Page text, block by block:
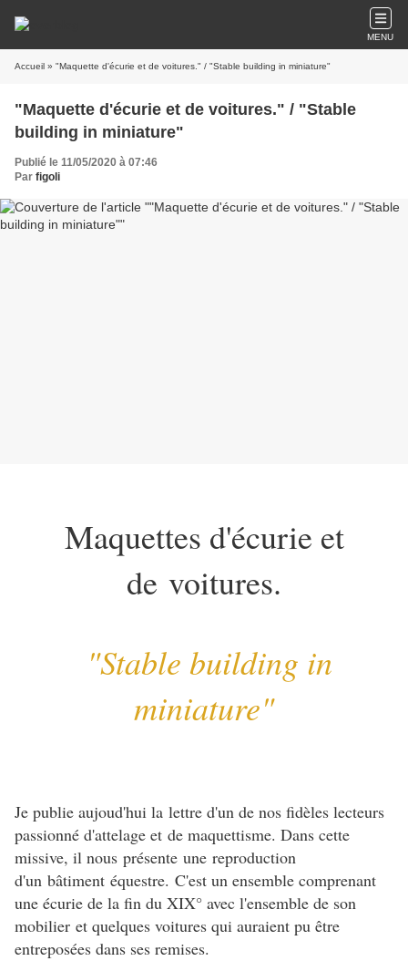
MENU
Accueil » "Maquette d'écurie et de voitures." / "Stable building in miniature"
"Maquette d'écurie et de voitures." / "Stable
building in miniature"
Publié le 11/05/2020 à 07:46
Par figoli
Maquettes d'écurie et
de voitures.
"Stable building in
miniature"
Je publie aujoud'hui la lettre d'un de nos fidèles lecteurs
passionné d'attelage et de maquettisme. Dans cette
missive, il nous présente une reproduction
d'un bâtiment équestre. C'est un ensemble comprenant
une écurie de la fin du XIX° avec l'ensemble de son
mobilier et quelques voitures qui auraient pu être
entreposées dans ses remises.